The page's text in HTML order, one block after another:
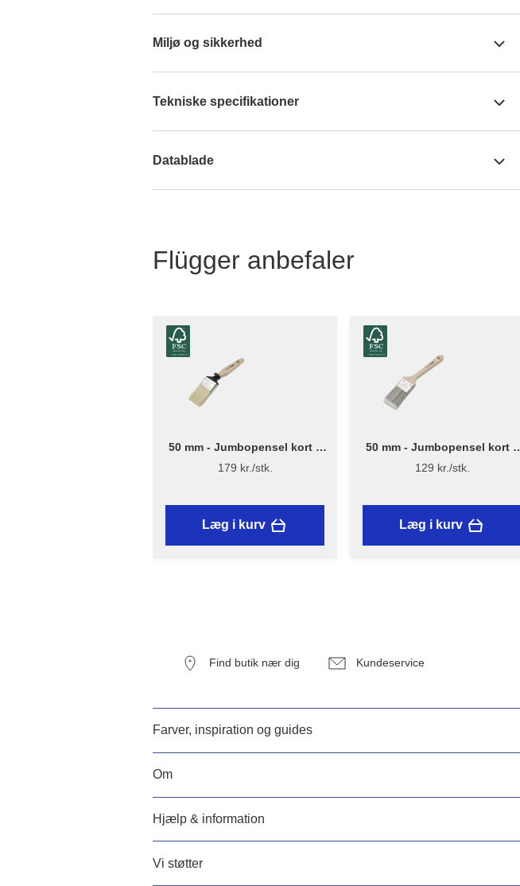
Miljø og sikkerhed
Tekniske specifikationer
Datablade
Flügger anbefaler
50 mm - Jumbopensel kort –
Flügger Excellence Series
179 kr./stk.
Læg i kurv
50 mm - Jumbopensel kort –
Flügger Pro Series
129 kr./stk.
Læg i kurv
Find butik nær dig Kundeservice
Farver, inspiration og guides
Om
Hjælp & information
Vi støtter